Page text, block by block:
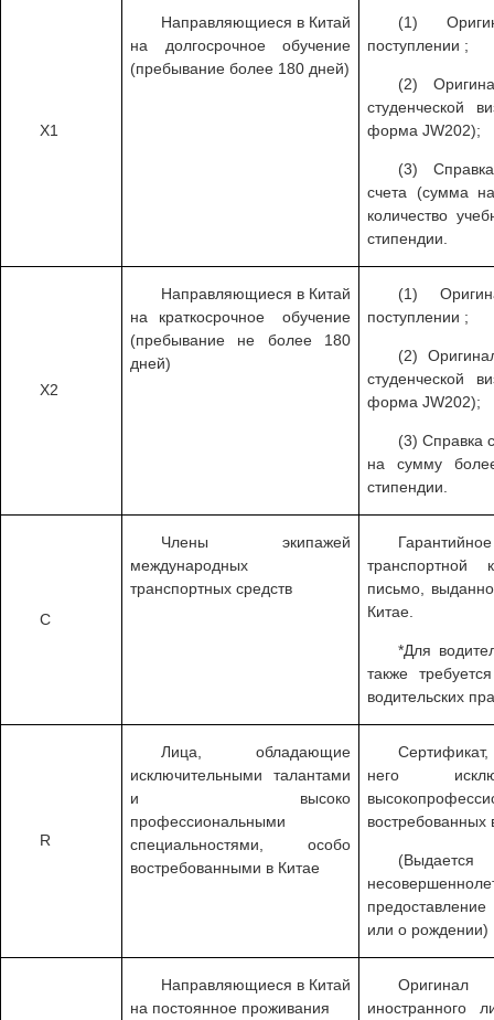
X1
Направляющиеся в Китай
на долгосрочное обучение
(пребывание более 180 дней)
(1)
поступлении ;
(2)
студенческой
форма JW202);
(3)
счета (сумма
количество
стипендии.
X2
Направляющиеся в Китай
на краткосрочное обучение
(пребывание не более 180
дней)
(1)
поступлении ;
(2)
студенческой
форма JW202);
(3) Справка
на сумму
стипендии.
C
Члены экипажей
международных
транспортных средств
транспортной
письмо,
Китае.
*Для
также
водительских
R
Лица, обладающие
исключительными талантами
и высоко
профессиональными
специальностями, особо
востребованными в Китае
него
востребованных
(Выдается
или о рождении)
Направляющиеся в Китай
на постоянное проживания
иностранного